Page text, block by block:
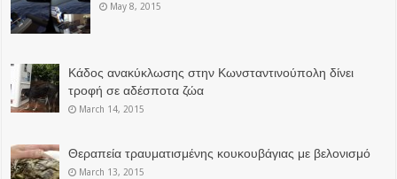
May 8, 2015
Κάδος ανακύκλωσης στην Κωνσταντινούπολη δίνει
τροφή σε αδέσποτα ζώα
March 14, 2015
Θεραπεία τραυματισμένης κουκουβάγιας με βελονισμό
March 13, 2015